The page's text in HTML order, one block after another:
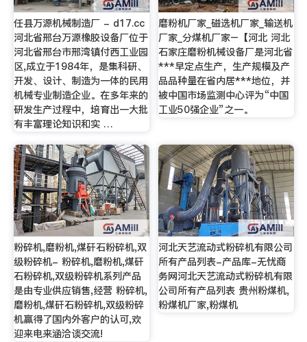
任县万源机械制造厂 - d17.cc
河北省邢台万源橡胶设备厂位于
河北省邢台市邢湾镇付西工业园
区,成立于1984年，是集科研、
开发、设计、制造为一体的民用
机械专业制造企业。在多年来的
研发生产过程中，培育出一大批
有丰富理论知识和实 …
磨粉机厂家_磁选机厂家_输送机
厂家_分煤机厂家–【河北 河北
石家庄磨粉机械设备厂是河北省
***早定点生产，生产规模及产
品品种量在省内居***地位，并
被中国市场监测中心评为“中国
工业50强企业”之一。
粉碎机,磨粉机,煤矸石粉碎机,双
级粉碎机- 粉碎机,磨粉机,煤矸
石粉碎机,双级粉碎机系列产品
是由专业供应销售,经营 粉碎机,
磨粉机,煤矸石粉碎机,双级粉碎
机赢得了国内外客户的认可,欢
迎来电来涵洽谈交流!
河北天艺流动式粉碎机有限公司
所有产品列表-产品库-无忧商
务网河北天艺流动式粉碎机有限
公司所有产品列表 贵州粉煤机,
粉煤机厂家,粉煤机